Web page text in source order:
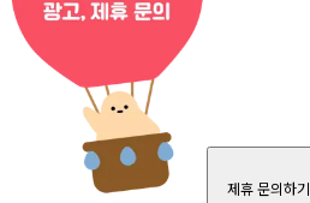
제휴 문의하기